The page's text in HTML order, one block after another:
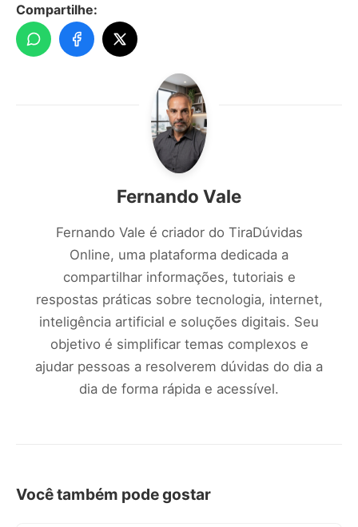
Compartilhe:
Fernando Vale
Fernando Vale é criador do TiraDúvidas
Online, uma plataforma dedicada a
compartilhar informações, tutoriais e
respostas práticas sobre tecnologia, internet,
inteligência artificial e soluções digitais. Seu
objetivo é simplificar temas complexos e
ajudar pessoas a resolverem dúvidas do dia a
dia de forma rápida e acessível.
Você também pode gostar